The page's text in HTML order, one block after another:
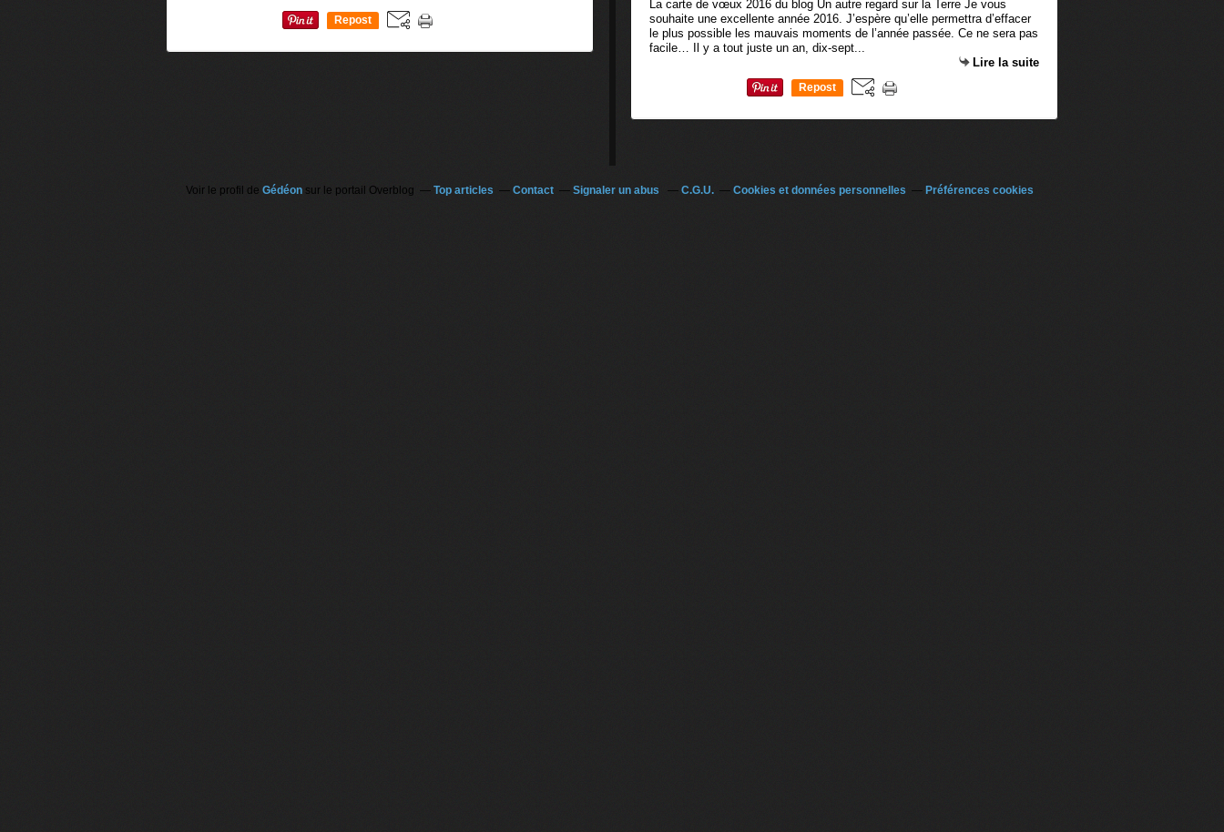
Repost
La carte de vœux 2016 du blog Un autre regard sur la Terre Je vous
souhaite une excellente année 2016. J’espère qu’elle permettra d’effacer
le plus possible les mauvais moments de l’année passée. Ce ne sera pas
facile… Il y a tout juste un an, dix-sept...
Lire la suite
Repost
Voir le profil de Gédéonsur le portail Overblog Top articles Contact Signaler un abus C.G.U. Cookies et données personnelles Préférences cookies